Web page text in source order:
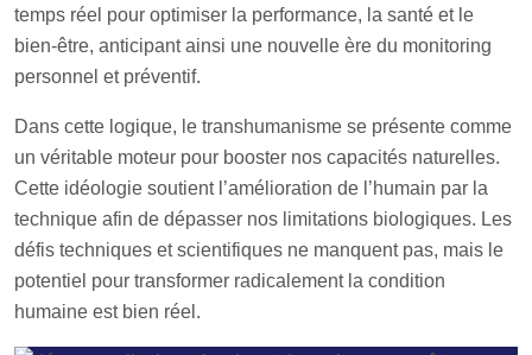
temps réel pour optimiser la performance, la santé et le
bien-être, anticipant ainsi une nouvelle ère du monitoring
personnel et préventif.
Dans cette logique, le transhumanisme se présente comme
un véritable moteur pour booster nos capacités naturelles.
Cette idéologie soutient l’amélioration de l’humain par la
technique afin de dépasser nos limitations biologiques. Les
défis techniques et scientifiques ne manquent pas, mais le
potentiel pour transformer radicalement la condition
humaine est bien réel.